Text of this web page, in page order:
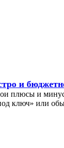
и
плюсы и
ключ» или